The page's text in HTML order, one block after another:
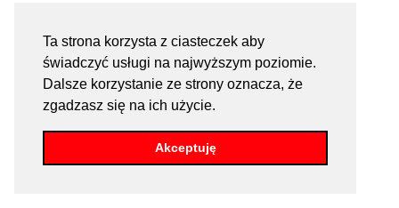
Ta strona korzysta z ciasteczek aby
świadczyć usługi na najwyższym poziomie.
Dalsze korzystanie ze strony oznacza, że
zgadzasz się na ich użycie.
Akceptuję